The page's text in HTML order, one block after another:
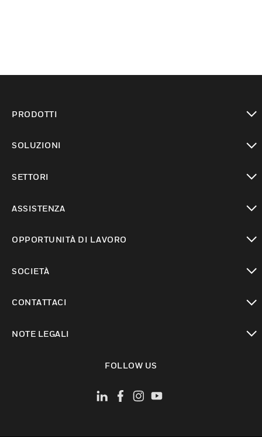
PRODOTTI
SOLUZIONI
SETTORI
ASSISTENZA
OPPORTUNITÀ DI LAVORO
SOCIETÀ
CONTATTACI
NOTE LEGALI
FOLLOW US